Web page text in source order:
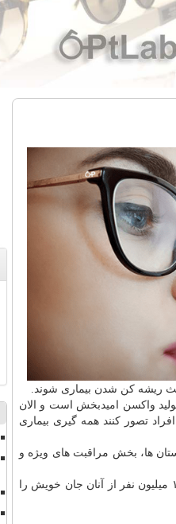
ریشه کن شدن بیماری شوند.
واکسن امیدبخش است و الان
تصور کنند همه گیری بیماری
ها، بخش مراقبت های ویژه و
به گزارش مدیکال اکسپرس، تابحال بیشتر از ۶۶ میلیون نفر در جهان به کروناویروس آلوده شده و بیشتر از ۱.۵ میلیون نفر از آنان جان خویش را